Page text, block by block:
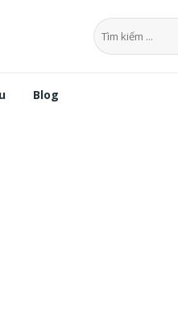
Tìm
kiếm:
Blog